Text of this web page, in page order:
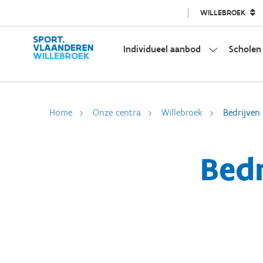
WILLEBROEK
Individueel aanbod Scholen
Home Onze centra Willebroek